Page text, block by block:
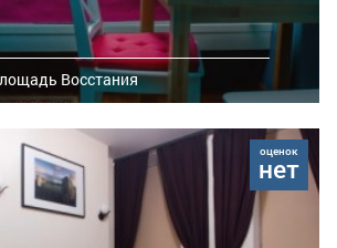
Восстания
оценок
нет